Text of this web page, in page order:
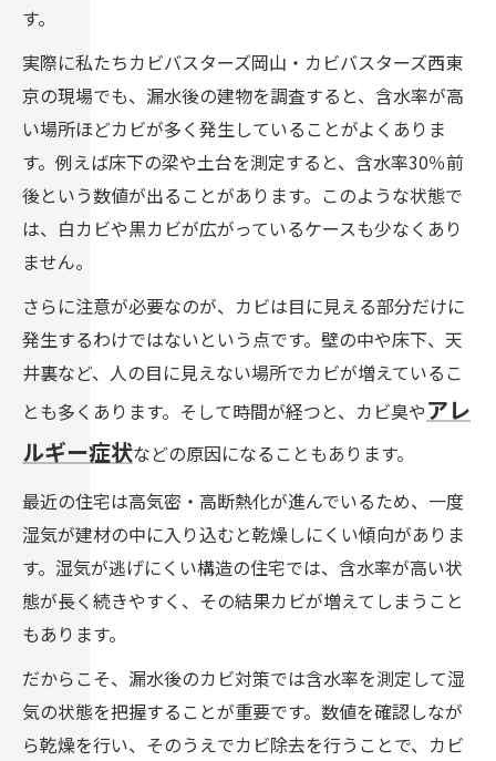
す。
実際に私たちカビバスターズ岡山・カビバスターズ西東
京の現場でも、漏水後の建物を調査すると、含水率が高
い場所ほどカビが多く発生していることがよくありま
す。例えば床下の梁や土台を測定すると、含水率30％前
後という数値が出ることがあります。このような状態で
は、白カビや黒カビが広がっているケースも少なくあり
ません。
さらに注意が必要なのが、カビは目に見える部分だけに
発生するわけではないという点です。壁の中や床下、天
井裏など、人の目に見えない場所でカビが増えているこ
とも多くあります。そして時間が経つと、カビ臭やアレ
ルギー症状などの原因になることもあります。
最近の住宅は高気密・高断熱化が進んでいるため、一度
湿気が建材の中に入り込むと乾燥しにくい傾向がありま
す。湿気が逃げにくい構造の住宅では、含水率が高い状
態が長く続きやすく、その結果カビが増えてしまうこと
もあります。
だからこそ、漏水後のカビ対策では含水率を測定して湿
気の状態を把握することが重要です。数値を確認しなが
ら乾燥を行い、そのうえでカビ除去を行うことで、カビ